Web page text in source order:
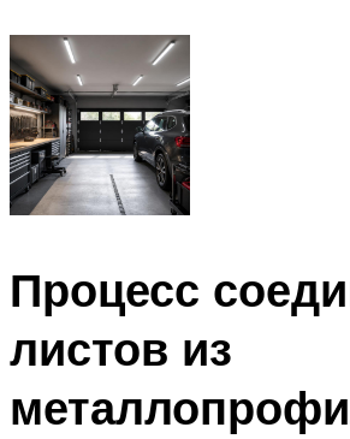
Процесс
листов из